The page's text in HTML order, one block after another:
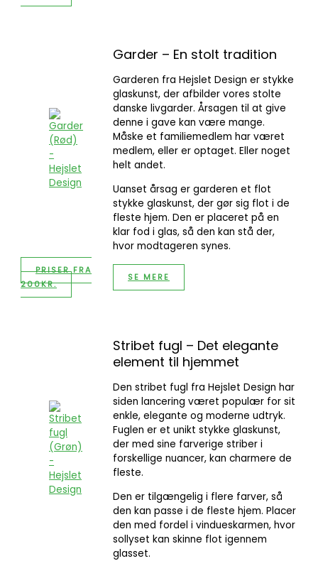
Garder – En stolt tradition
Garderen fra Hejslet Design er stykke
glaskunst, der afbilder vores stolte
danske livgarder. Årsagen til at give
denne i gave kan være mange.
Måske et familiemedlem har været
medlem, eller er optaget. Eller noget
helt andet.
Uanset årsag er garderen et flot
stykke glaskunst, der gør sig flot i de
fleste hjem. Den er placeret på en
klar fod i glas, så den kan stå der,
hvor modtageren synes.
PRISER FRA
200KR.
SE MERE
Stribet fugl – Det elegante
element til hjemmet
Den stribet fugl fra Hejslet Design har
siden lancering været populær for sit
enkle, elegante og moderne udtryk.
Fuglen er et unikt stykke glaskunst,
der med sine farverige striber i
forskellige nuancer, kan charmere de
fleste.
Den er tilgængelig i flere farver, så
den kan passe i de fleste hjem. Placer
den med fordel i vindueskarmen, hvor
sollyset kan skinne flot igennem
glasset.